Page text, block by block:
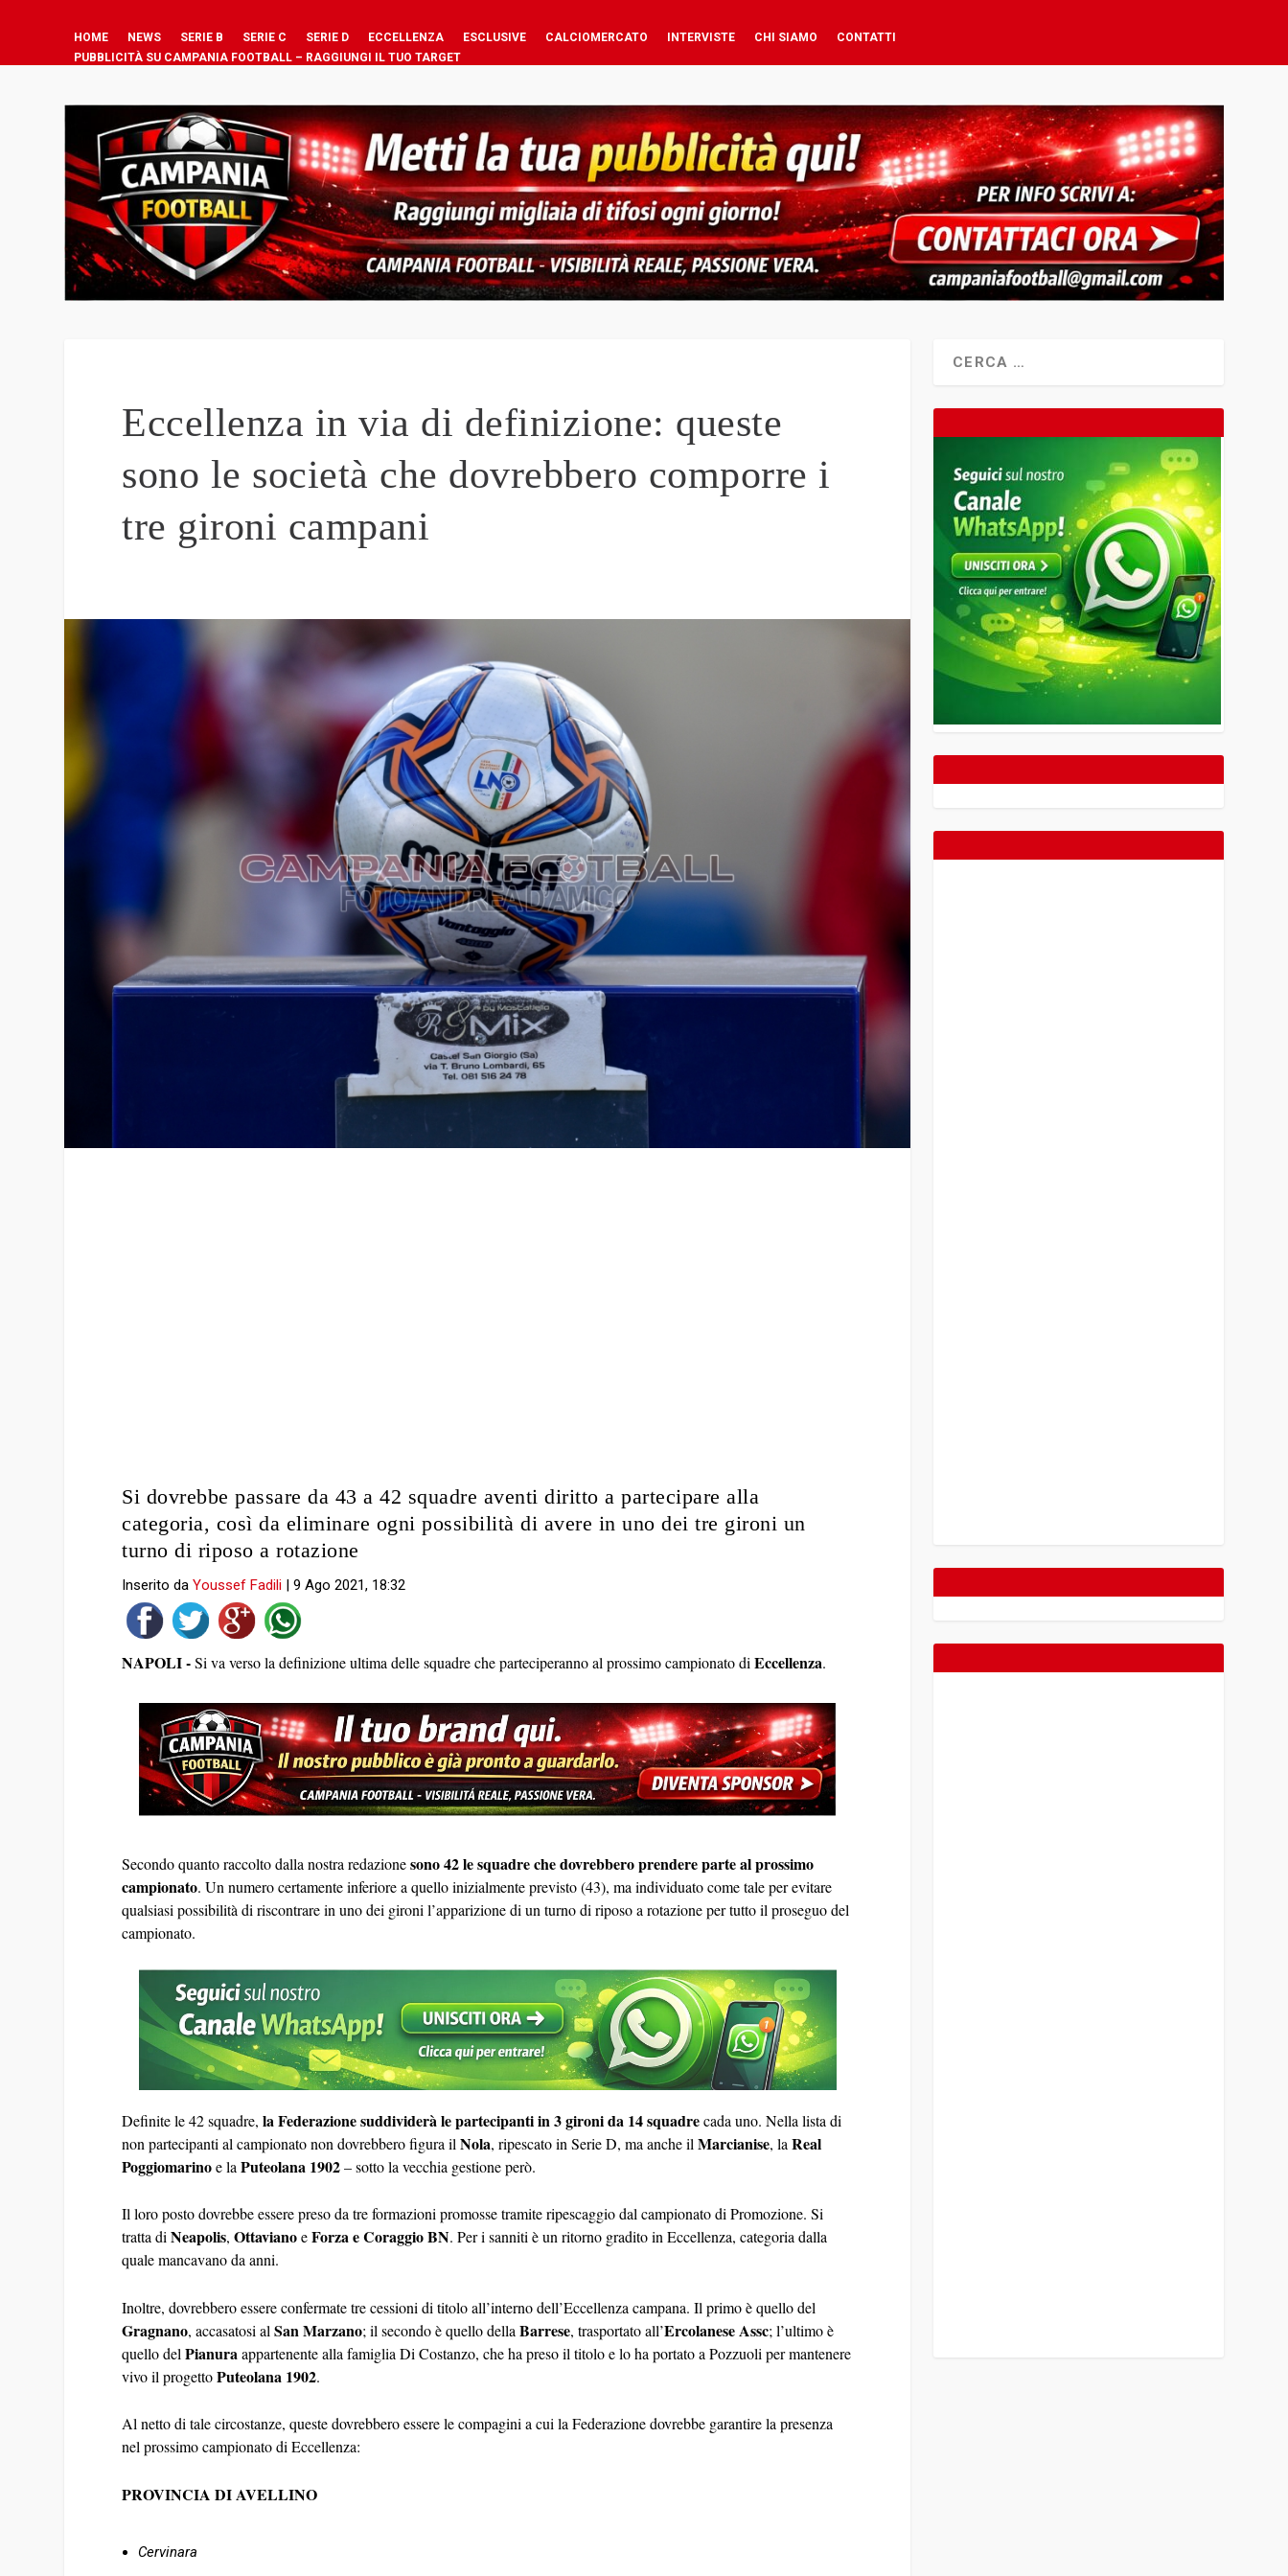
HOME NEWS SERIE B SERIE C SERIE D ECCELLENZA ESCLUSIVE CALCIOMERCATO INTERVISTE CHI SIAMO
CONTATTI
PUBBLICITÀ SU CAMPANIA FOOTBALL – RAGGIUNGI IL TUO TARGET
Eccellenza in via di definizione: queste
sono le società che dovrebbero comporre i
tre gironi campani
Si dovrebbe passare da 43 a 42 squadre aventi diritto a partecipare alla
categoria, così da eliminare ogni possibilità di avere in uno dei tre gironi un
turno di riposo a rotazione
Inserito daYoussef Fadili |9 Ago 2021, 18:32
NAPOLI -Si va verso la definizione ultima delle squadre che parteciperanno al prossimo campionato diEccellenza.
Secondo quanto raccolto dalla nostra redazionesono 42 le squadre che dovrebbero prendere parte al prossimo
campionato. Un numero certamente inferiore a quello inizialmente previsto (43), ma individuato come tale per evitare
qualsiasi possibilità di riscontrare in uno dei gironi l’apparizione di un turno di riposo a rotazione per tutto il proseguo del
campionato.
Definite le 42 squadre,la Federazione suddividerà le partecipanti in 3 gironi da 14 squadrecada uno. Nella lista di
non partecipanti al campionato non dovrebbero figura ilNola, ripescato in Serie D, ma anche ilMarcianise, laReal
Poggiomarinoe laPuteolana 1902– sotto la vecchia gestione però.
Il loro posto dovrebbe essere preso da tre formazioni promosse tramite ripescaggio dal campionato di Promozione. Si
tratta diNeapolis,OttavianoeForza e Coraggio BN. Per i sanniti è un ritorno gradito in Eccellenza, categoria dalla
quale mancavano da anni.
Inoltre, dovrebbero essere confermate tre cessioni di titolo all’interno dell’Eccellenza campana. Il primo è quello del
Gragnano, accasatosi alSan Marzano; il secondo è quello dellaBarrese, trasportato all’Ercolanese Assc; l’ultimo è
quello delPianuraappartenente alla famiglia Di Costanzo, che ha preso il titolo e lo ha portato a Pozzuoli per mantenere
vivo il progettoPuteolana 1902.
Al netto di tale circostanze, queste dovrebbero essere le compagini a cui la Federazione dovrebbe garantire la presenza
nel prossimo campionato di Eccellenza:
PROVINCIA DI AVELLINO
Cervinara